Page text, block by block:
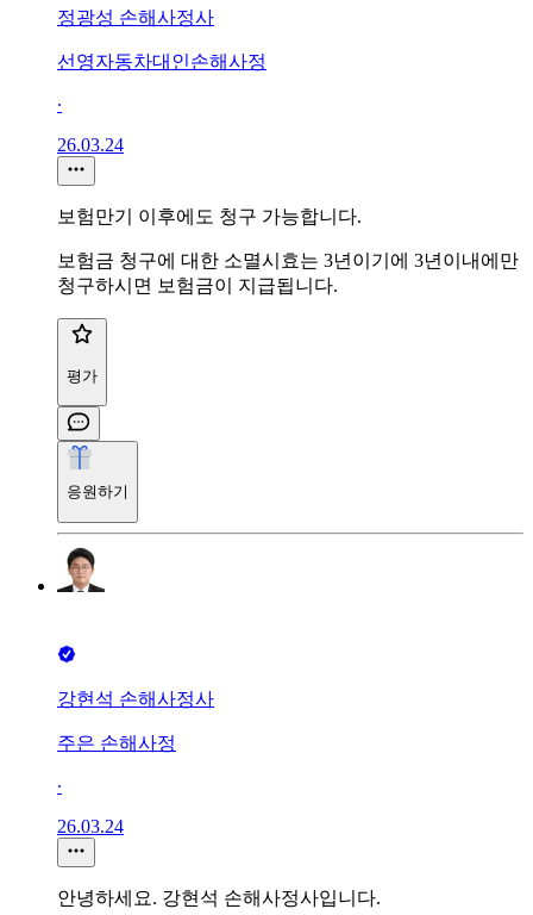
정광성 손해사정사
선영자동차대인손해사정
∙
26.03.24
보험만기 이후에도 청구 가능합니다.
보험금 청구에 대한 소멸시효는 3년이기에 3년이내에만
청구하시면 보험금이 지급됩니다.
평가
응원하기
강현석 손해사정사
주은 손해사정
∙
26.03.24
안녕하세요. 강현석 손해사정사입니다.